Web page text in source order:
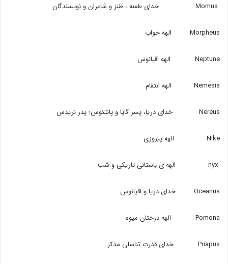
Morpheus الهه خواب
Neptune الهه اقیانوس
Nemesis الهه انتقام
Nereus خدای دریا،‌ پسر گایا و پانتئوس؛‌ پدر نریدس
Nike الهه پیروزی
Oceanus خدای دریا و اقیانوس
Pomona الهه درختان میوه
Priapus خدای قدرت تناسلی مذکر